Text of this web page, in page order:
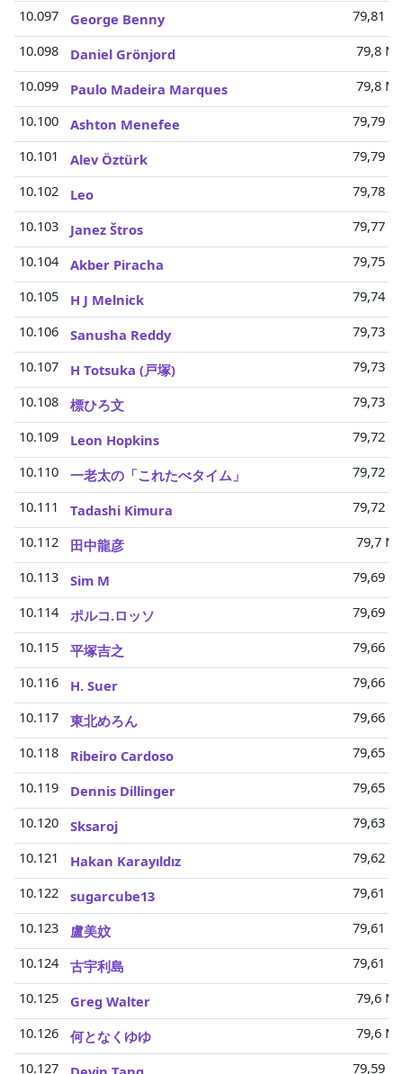
10.097
George Benny
79,81
10.098
Daniel Grönjord
79,8
10.099
Paulo Madeira Marques
79,8
10.100
Ashton Menefee
79,79
10.101
Alev Öztürk
79,79
10.102
Leo
79,78
10.103
Janez Štros
79,77
10.104
Akber Piracha
79,75
10.105
H J Melnick
79,74
10.106
Sanusha Reddy
79,73
10.107
H Totsuka (戸塚)
79,73
10.108
標ひろ文
79,73
10.109
Leon Hopkins
79,72
10.110
一老太の「これたべタイム」
79,72
10.111
Tadashi Kimura
79,72
10.112
田中龍彦
79,7
10.113
Sim M
79,69
10.114
ポルコ.ロッソ
79,69
10.115
平塚吉之
79,66
10.116
H. Suer
79,66
10.117
東北めろん
79,66
10.118
Ribeiro Cardoso
79,65
10.119
Dennis Dillinger
79,65
10.120
Sksaroj
79,63
10.121
Hakan Karayıldız
79,62
10.122
sugarcube13
79,61
10.123
盧美妏
79,61
10.124
古宇利島
79,61
10.125
Greg Walter
79,6
10.126
何となくゆゆ
79,6
10.127
79,59